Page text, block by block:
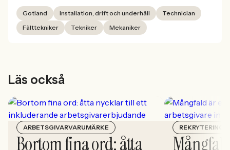
Gotland Installation, drift och underhåll
Technician
Fälttekniker
Tekniker Mekaniker
Läs också
ARBETSGIVARVARUMÄRKE
Bortom fina ord: åtta
REKRYTERING